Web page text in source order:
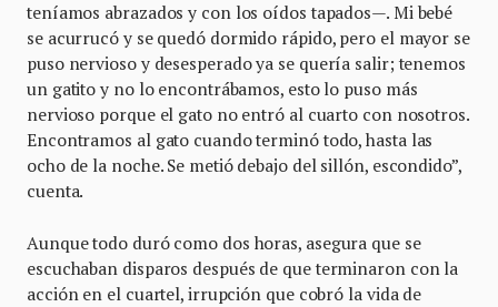
teníamos abrazados y con los oídos tapados—. Mi bebé
se acurrucó y se quedó dormido rápido, pero el mayor se
puso nervioso y desesperado ya se quería salir; tenemos
un gatito y no lo encontrábamos, esto lo puso más
nervioso porque el gato no entró al cuarto con nosotros.
Encontramos al gato cuando terminó todo, hasta las
ocho de la noche. Se metió debajo del sillón, escondido”,
cuenta.
Aunque todo duró como dos horas, asegura que se
escuchaban disparos después de que terminaron con la
acción en el cuartel, irrupción que cobró la vida de